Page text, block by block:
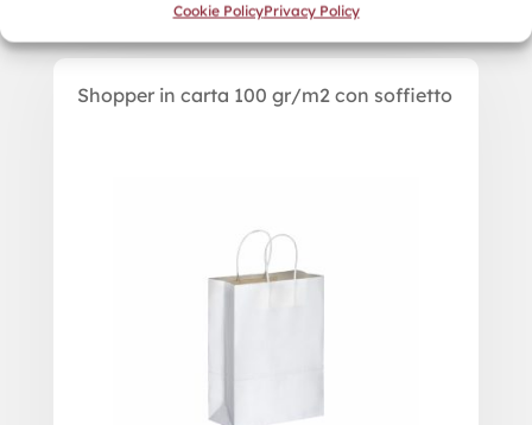
Cookie PolicyPrivacy Policy
Shopper in carta 100 gr/m2 con soffietto